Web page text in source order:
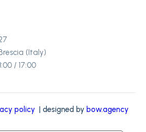
(Italy)
/ 17:00
policy | designed by bow.agency